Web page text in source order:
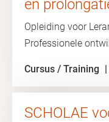
en
Opleiding voor
Professionele
Cursus / Training
SCHOLAE